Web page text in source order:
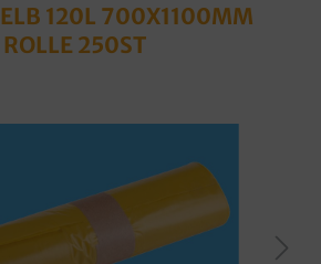
120L 700X1100MM
250ST